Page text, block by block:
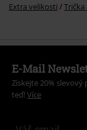
Extra velikosti
E-Mail
Získejte 20% slevový
teď! Více